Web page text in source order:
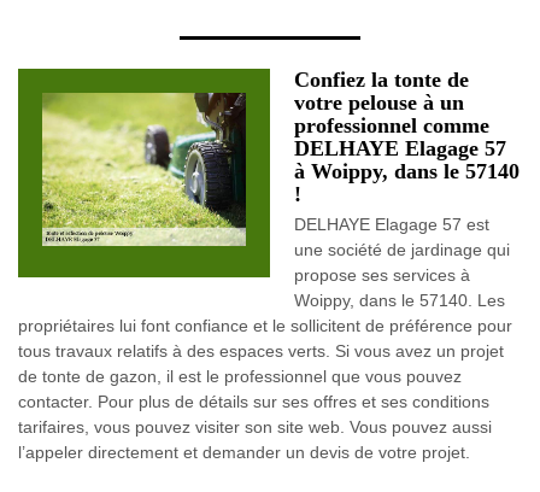
Confiez la tonte de
votre pelouse à un
professionnel comme
DELHAYE Elagage 57
à Woippy, dans le 57140
!
DELHAYE Elagage 57 est
une société de jardinage qui
propose ses services à
Woippy, dans le 57140. Les
propriétaires lui font confiance et le sollicitent de préférence pour
tous travaux relatifs à des espaces verts. Si vous avez un projet
de tonte de gazon, il est le professionnel que vous pouvez
contacter. Pour plus de détails sur ses offres et ses conditions
tarifaires, vous pouvez visiter son site web. Vous pouvez aussi
l’appeler directement et demander un devis de votre projet.